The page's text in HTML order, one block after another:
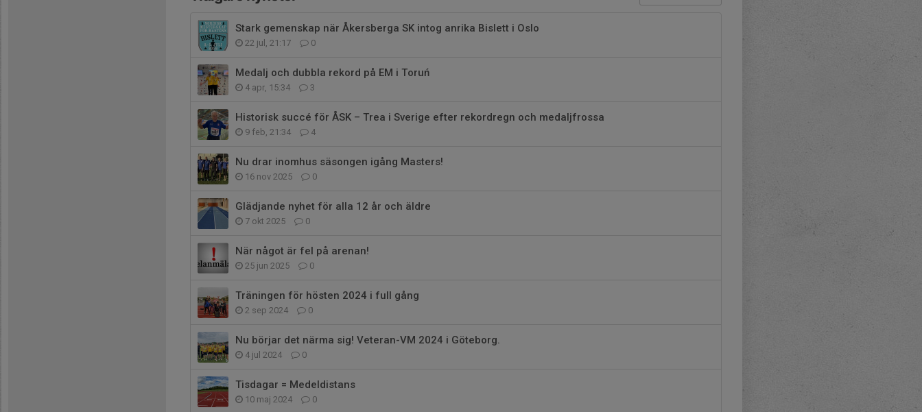
Stark gemenskap när Åkersberga SK intog anrika Bislett i Oslo
22 jul, 21:17 0
Medalj och dubbla rekord på EM i Toruń
4 apr, 15:34 3
Historisk succé för ÅSK – Trea i Sverige efter rekordregn och medaljfrossa
9 feb, 21:34 4
Nu drar inomhus säsongen igång Masters!
16 nov 2025 0
Glädjande nyhet för alla 12 år och äldre
7 okt 2025 0
När något är fel på arenan!
25 jun 2025 0
Träningen för hösten 2024 i full gång
2 sep 2024 0
Nu börjar det närma sig! Veteran-VM 2024 i Göteborg.
4 jul 2024 0
Tisdagar = Medeldistans
10 maj 2024 0